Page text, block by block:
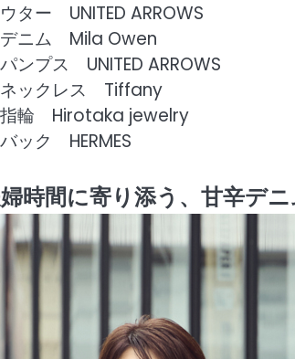
ター UNITED ARROWS
デニム Mila Owen
パンプス UNITED ARROWS
ネックレス Tiffany
指輪 Hirotaka jewelry
バック HERMES
時間に寄り添う、甘辛デ